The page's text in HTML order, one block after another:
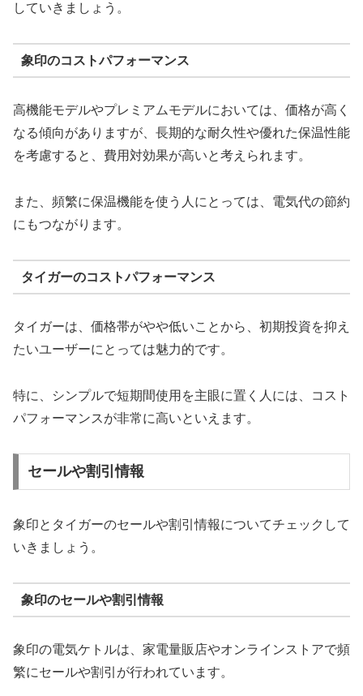
していきましょう。
象印のコストパフォーマンス
高機能モデルやプレミアムモデルにおいては、価格が高く
なる傾向がありますが、長期的な耐久性や優れた保温性能
を考慮すると、費用対効果が高いと考えられます。
また、頻繁に保温機能を使う人にとっては、電気代の節約
にもつながります。
タイガーのコストパフォーマンス
タイガーは、価格帯がやや低いことから、初期投資を抑え
たいユーザーにとっては魅力的です。
特に、シンプルで短期間使用を主眼に置く人には、コスト
パフォーマンスが非常に高いといえます。
セールや割引情報
象印とタイガーのセールや割引情報についてチェックして
いきましょう。
象印のセールや割引情報
象印の電気ケトルは、家電量販店やオンラインストアで頻
繁にセールや割引が行われています。